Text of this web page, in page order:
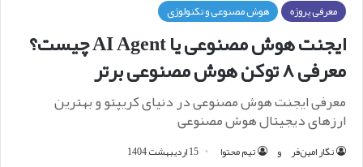
معرفی پروژه
هوش مصنوعی و تکنولوژی
ایجنت هوش مصنوعی یا AI Agent چیست؟
معرفی ۸ توکن هوش مصنوعی برتر
معرفی ایجنت هوش مصنوعی در دنیای کریپتو و بهترین
ارزهای دیجیتال هوش مصنوعی
نگار امین‌فر و تیم محتوا
15 اردیبهشت 1404